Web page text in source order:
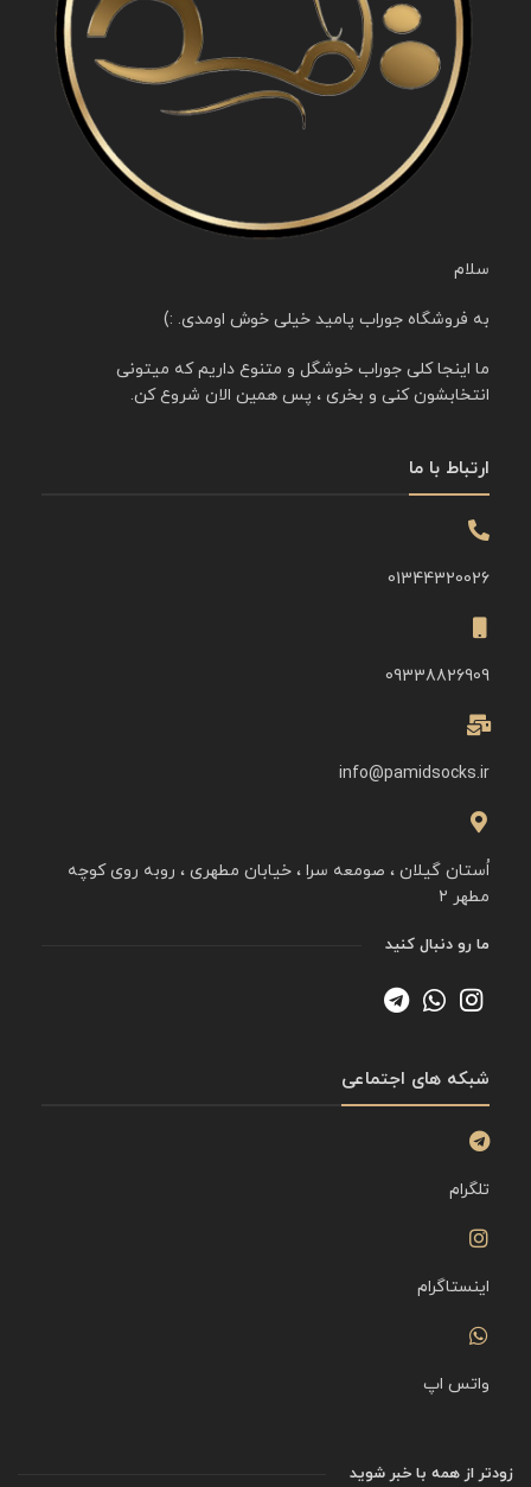
سلام
به فروشگاه جوراب پامید خیلی خوش اومدی. :)
ما اینجا کلی جوراب خوشگل و متنوع داریم که میتونی
انتخابشون کنی و بخری ، پس همین الان شروع کن.
ارتباط با ما
01344320026
09338826909
info@pamidsocks.ir
اُستان گیلان ، صومعه سرا ، خیابان مطهری ، روبه روی کوچه
مطهر ۲
ما رو دنبال کنید
شبکه های اجتماعی
تلگرام
اینستاگرام
واتس اپ
زودتر از همه با خبر شوید